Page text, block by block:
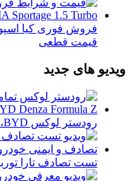
قیمت قطعی
ویدیو های جدید
رودستر لوکس BYD، در کلاس پورشه و فراری!
تست تصادف تارا